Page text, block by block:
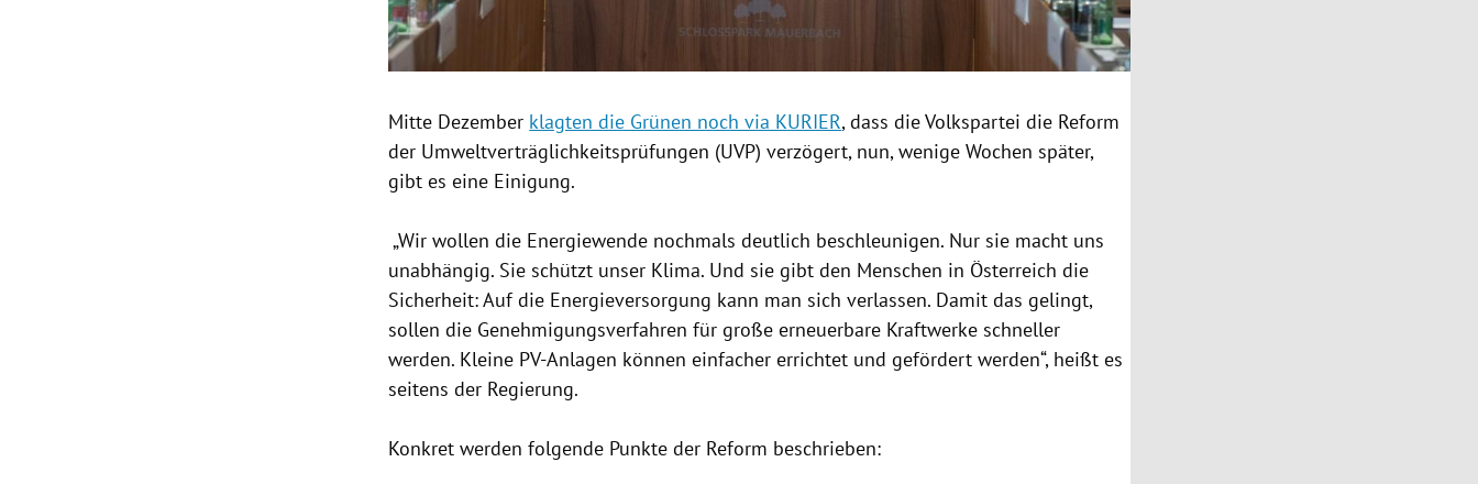
Mitte Dezember klagten die Grünen noch via KURIER, dass die Volkspartei die Reform
der Umweltverträglichkeitsprüfungen (UVP) verzögert, nun, wenige Wochen später,
gibt es eine Einigung.
„Wir wollen die Energiewende nochmals deutlich beschleunigen. Nur sie macht uns
unabhängig. Sie schützt unser Klima. Und sie gibt den Menschen in Österreich die
Sicherheit: Auf die Energieversorgung kann man sich verlassen. Damit das gelingt,
sollen die Genehmigungsverfahren für große erneuerbare Kraftwerke schneller
werden. Kleine PV-Anlagen können einfacher errichtet und gefördert werden“, heißt es
seitens der Regierung.
Konkret werden folgende Punkte der Reform beschrieben: